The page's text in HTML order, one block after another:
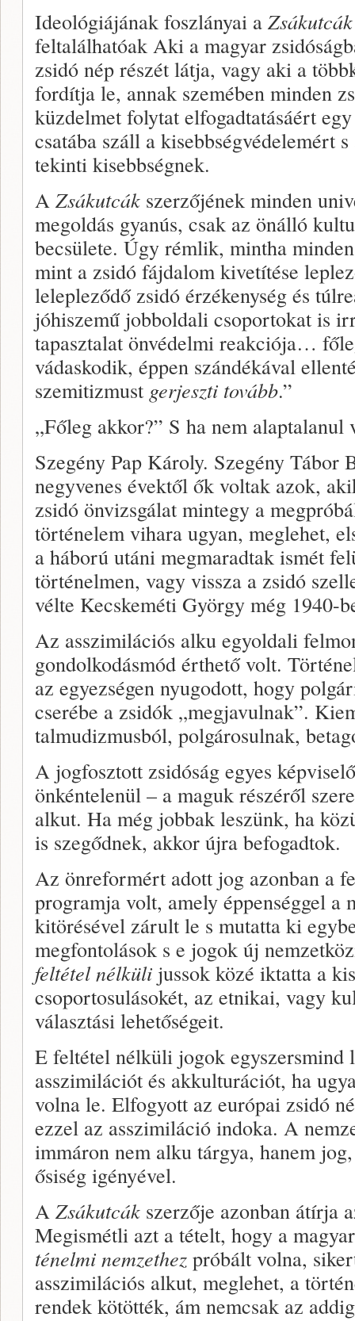
Ideológiájának foszlányai a
feltalálhatóak Aki a ma­gyar
zsidó nép részét látja, vagy aki a
fordítja le, annak szemében minden
küzdelmet folytat elfogadtatásáért
csatába száll a kisebbségvédelemért
tekinti kisebbségnek.
A Zsákutcák szerzőjének minden
megoldás gyanús, csak az önálló
becsülete. Úgy rémlik, mintha
mint a zsidó fájdalom kivetítése
lelepleződő zsidó érzé­kenység és
jóhiszemű jobboldali csoportokat is
tapaszta­lat önvédelmi reakciója…
vádaskodik, éppen szán­dékával
szemitizmust gerjeszti tovább.”
„Főleg akkor?” S ha nem alaptalanul
Szegény Pap Károly. Szegény Tábor
negyvenes évektől ők voltak azok,
zsidó önvizsgálat mintegy a
történelem vihara ugyan, meglehet,
a háború utáni megmaradtak is­mét
történelmen, vagy vissza a zsidó
vélte Kecskeméti György még 1940-
Az asszimilációs alku egyoldali
gondolkodásmód érthető volt.
az egyezségen nyugodott, hogy
cserébe a zsi­dók „megjavulnak”.
talmudizmusból, polgárosulnak,
A jogfosztott zsidóság egyes
önkéntelenül – a ma­guk részéről
alkut. Ha még jobbak leszünk, ha
is szegőd­nek, akkor újra befogadtok.
Az önreformért adott jog azonban a
programja volt, amely éppenséggel a
kitörésével zárult le s mutatta ki
megfonto­lások s e jogok új
feltétel nélküli jussok közé iktatta a
csopor­tosulásokét, az etnikai, vagy
választási lehetőségeit.
E feltétel nélküli jogok egyszersmind
asszimilációt és akkulturációt, ha
volna le. Elfogyott az európai zsidó
ezzel az asszi­miláció indoka. A
immáron nem alku tárgya, ha­nem
ősiség igényével.
A Zsákutcák szerzője azonban átírja
Megismétli azt a té­telt, hogy a
ténelmi nemzethez próbált volna,
asszimilációs al­kut, meglehet, a
rendek kötötték, ám nemcsak az